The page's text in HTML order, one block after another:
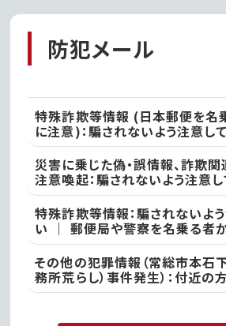
防犯メール
特殊詐欺等情報 (日本郵便を名
に注意)：騙されないよう注意し
本日、竜ケ崎警察署
災害に乗じた偽・誤情報、詐欺
注意喚起：騙されないよう注意し
不審な投稿やメール等で不安を
りの警察署
特殊詐欺等情報：騙されないよ
い ｜ 郵便局や警察を名乗る者
義の郵便物が」や「あなた名義
いった電話があった際には、決し
に電話を切って取手警察署
その他の犯罪情報（常総市本石
務所荒らし）事件発生）：付近の
さい ｜ 常総警察署